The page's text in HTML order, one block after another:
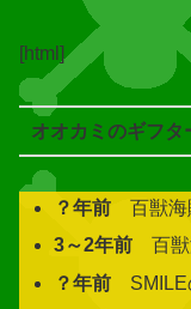
[html]
オオカミのギフタ
？年前 百獣海
3～2年前 百獣
？年前 SMILE